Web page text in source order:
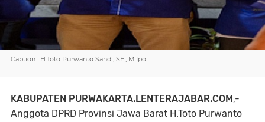
Caption : H.Toto Purwanto Sandi, SE., M.Ipol
KABUPATEN PURWAKARTA.LENTERAJABAR.COM,-
Anggota DPRD Provinsi Jawa Barat H.Toto Purwanto